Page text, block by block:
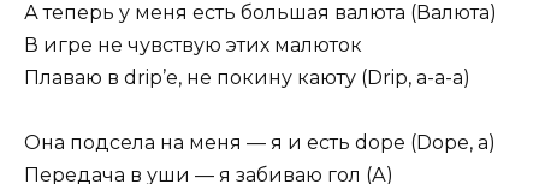
А теперь у меня есть большая валюта (Валюта)
В игре не чувствую этих малюток
Плаваю в drip’е, не покину каюту (Drip, а-а-а)
Она подсела на меня — я и есть dope (Dope, а)
Передача в уши — я забиваю гол (А)